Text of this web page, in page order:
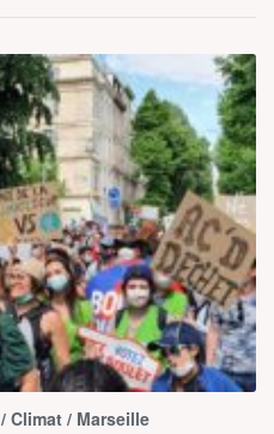
/ Climat / Marseille